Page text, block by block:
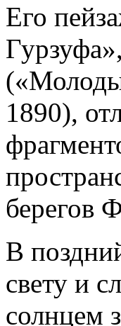
Его
1890),
берегов
В
свету и
солнцем